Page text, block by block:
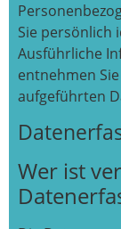
Sie persönlich
Ausführliche
entnehmen
aufgeführten
Wer ist